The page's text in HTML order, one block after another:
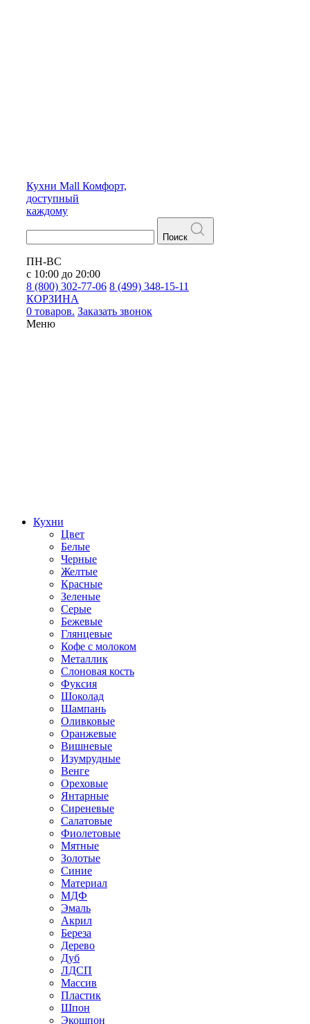
Кухни Mall Комфорт,
доступный
каждому
Поиск
ПН-ВС
с 10:00 до 20:00
8 (800) 302-77-06 8 (499) 348-15-11
КОРЗИНА
0 товаров. Заказать звонок
Меню
Кухни
Цвет
Белые
Черные
Желтые
Красные
Зеленые
Серые
Бежевые
Глянцевые
Кофе с молоком
Металлик
Слоновая кость
Фуксия
Шоколад
Шампань
Оливковые
Оранжевые
Вишневые
Изумрудные
Венге
Ореховые
Янтарные
Сиреневые
Салатовые
Фиолетовые
Мятные
Золотые
Синие
Материал
МДФ
Эмаль
Акрил
Береза
Дерево
Дуб
ЛДСП
Массив
Пластик
Шпон
Экошпон